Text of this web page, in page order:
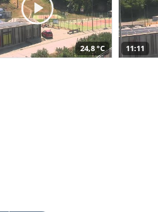
24,8 °C 11:11